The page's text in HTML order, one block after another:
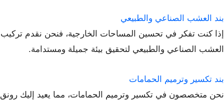
بند العشب الصناعي والطبيعي
إذا كنت تفكر في تحسين المساحات الخارجية، فنحن نقدم تركيب
العشب الصناعي والطبيعي لتحقيق بيئة جميلة ومستدامة.
بند تكسير وترميم الحمامات
نحن متخصصون في تكسير وترميم الحمامات، مما يعيد إليك رونق